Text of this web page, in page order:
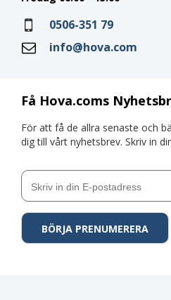
Få Hova.coms
För att få de allra senaste och
dig till vårt nyhetsbrev. Skriv in
0506-351 79
info@hova.com